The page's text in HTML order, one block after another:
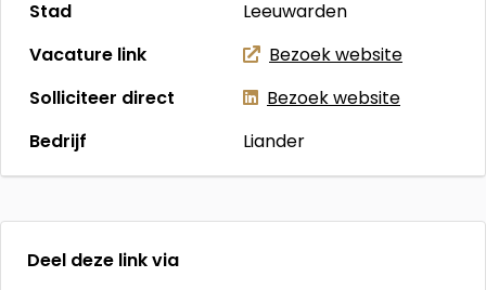
Stad
Leeuwarden
Vacature link
Bezoek website
Solliciteer direct
Bezoek website
Bedrijf
Liander
Deel deze link via